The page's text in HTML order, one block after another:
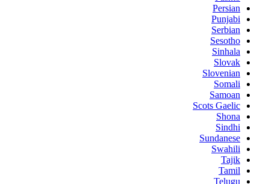
Persian
Punjabi
Serbian
Sesotho
Sinhala
Slovak
Slovenian
Somali
Samoan
Scots Gaelic
Shona
Sindhi
Sundanese
Swahili
Tajik
Tamil
Telugu